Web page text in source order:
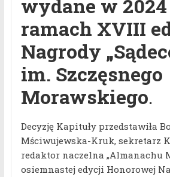
wydane w
ramach XVIII
Nagrody
im. Szczęsnego
Morawskiego.
Decyzję Kapituły przedstawiła
Mściwujewska-Kruk, sekretarz
redaktor naczelna „Almanachu
osiemnastej edycji Honorowej